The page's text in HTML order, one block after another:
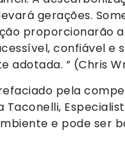
gerações.
proporcionarão
confiável e
adotada. ” (Chris
pela
Taconelli,
e pode ser